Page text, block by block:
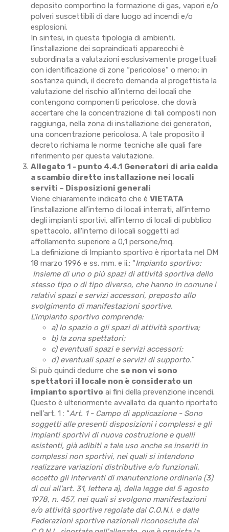
deposito comportino la formazione di gas, vapori e/o
polveri suscettibili di dare luogo ad incendi e/o
esplosioni.
In sintesi, in questa tipologia di ambienti,
l’installazione dei sopraindicati apparecchi è
subordinata a valutazioni esclusivamente progettuali
con identificazione di zone “pericolose” o meno; in
sostanza quindi, il decreto demanda al progettista la
valutazione del rischio all'interno dei locali che
contengono componenti pericolose, che dovrà
accertare che la concentrazione di tali composti non
raggiunga, nella zona di installazione dei generatori,
una concentrazione pericolosa. A tale proposito il
decreto richiama le norme tecniche alle quali fare
riferimento per questa valutazione.
Allegato 1 - punto 4.4.1 Generatori di aria calda
a scambio diretto installazione nei locali
serviti – Disposizioni generali
Viene chiaramente indicato che è VIETATA
l’installazione all'interno di locali interrati, all'interno
degli impianti sportivi, all'interno di locali di pubblico
spettacolo, all'interno di locali soggetti ad
affollamento superiore a 0,1 persone/mq.
La definizione di Impianto sportivo è riportata nel DM
18 marzo 1996 e ss. mm. e ii.: “Impianto sportivo:
Insieme di uno o più spazi di attività sportiva dello
stesso tipo o di tipo diverso, che hanno in comune i
relativi spazi e servizi accessori, preposto allo
svolgimento di manifestazioni sportive.
L'impianto sportivo comprende:
a) lo spazio o gli spazi di attività sportiva;
b) la zona spettatori;
c) eventuali spazi e servizi accessori;
d) eventuali spazi e servizi di supporto.”
Si può quindi dedurre che se non vi sono
spettatori il locale non è considerato un
impianto sportivo ai fini della prevenzione incendi.
Questo è ulteriormente avvallato da quanto riportato
nell'art. 1 : “Art. 1 - Campo di applicazione - Sono
soggetti alle presenti disposizioni i complessi e gli
impianti sportivi di nuova costruzione e quelli
esistenti, già adibiti a tale uso anche se inseriti in
complessi non sportivi, nei quali si intendono
realizzare variazioni distributive e/o funzionali,
eccetto gli interventi di manutenzione ordinaria (3)
di cui all'art. 31, lettera a), della legge del 5 agosto
1978, n. 457, nei quali si svolgono manifestazioni
e/o attività sportive regolate dal C.O.N.I. e dalle
Federazioni sportive nazionali riconosciute dal